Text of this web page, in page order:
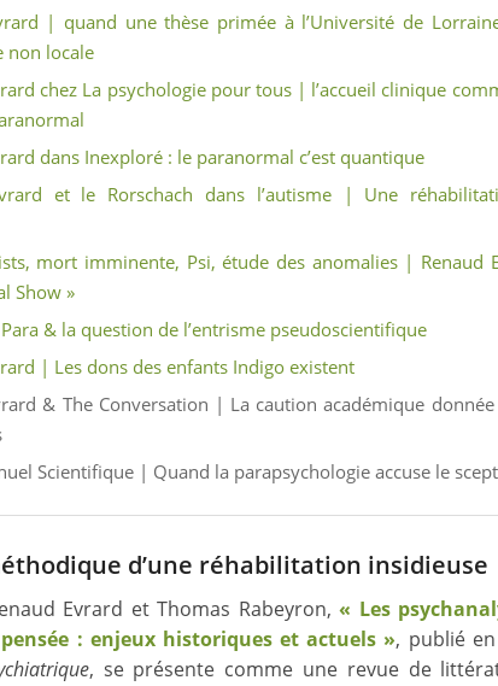
| quand une thèse primée à l’Université de
non locale
chez La psychologie pour tous | l’accueil clinique
dans Inexploré : le paranormal c’est quantique
et le Rorschach dans l’autisme | Une
mort imminente, Psi, étude des anomalies | Renaud
Show »
& la question de l’entrisme pseudoscientifique
| Les dons des enfants Indigo existent
& The Conversation | La caution académique
Scientifique | Quand la parapsychologie accuse le
d’une réhabilitation insidieuse
Evrard et Thomas Rabeyron,« Les
: enjeux historiques et actuels », publié
, se présente comme une revue de